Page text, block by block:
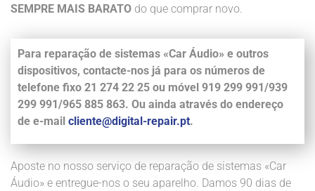
SEMPRE MAIS BARATO do que comprar novo.
Para reparação de sistemas «Car Áudio» e outros
dispositivos, contacte-nos já para os números de
telefone fixo 21 274 22 25 ou móvel 919 299 991/939
299 991/965 885 863. Ou ainda através do endereço
de e-mail cliente@digital-repair.pt.
Aposte no nosso serviço de reparação de sistemas «Car
Áudio» e entregue-nos o seu aparelho. Damos 90 dias de